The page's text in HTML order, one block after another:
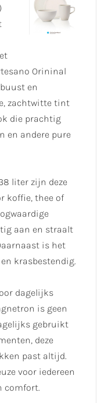
Orininal
en
zachtwitte tint
die prachtig
en andere pure
liter zijn deze
koffie, thee of
aan en straalt
is het
krasbestendig.
dagelijks
is geen
gebruikt
deze
past altijd.
voor iedereen
comfort.